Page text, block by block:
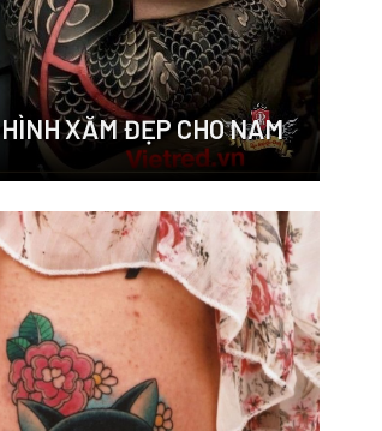
HÌNH XĂM ĐẸP CHO NAM